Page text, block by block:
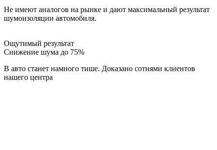
Не имеют аналогов на рынке и дают максимальный результат
шумоизоляции автомобиля.
Ощутимый результат
Снижение шума до 75%
В авто станет намного тише. Доказано сотнями клиентов
нашего центра